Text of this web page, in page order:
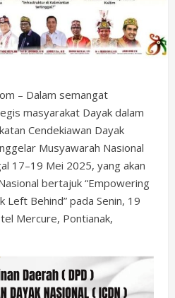
– Dalam semangat
masyarakat Dayak dalam
Cendekiawan Dayak
Musyawarah Nasional
17–19 Mei 2025, yang akan
bertajuk “Empowering
Left Behind” pada Senin, 19
Mercure, Pontianak,